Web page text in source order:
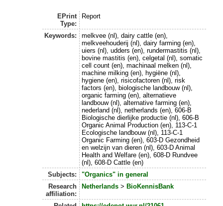
EPrint
Type:
Report
Keywords:
melkvee (nl), dairy cattle (en),
melkveehouderij (nl), dairy farming (en),
uiers (nl), udders (en), rundermastitis (nl),
bovine mastitis (en), celgetal (nl), somatic
cell count (en), machinaal melken (nl),
machine milking (en), hygiëne (nl),
hygiene (en), risicofactoren (nl), risk
factors (en), biologische landbouw (nl),
organic farming (en), alternatieve
landbouw (nl), alternative farming (en),
nederland (nl), netherlands (en), 606-B
Biologische dierlijke productie (nl), 606-B
Organic Animal Production (en), 113-C-1
Ecologische landbouw (nl), 113-C-1
Organic Farming (en), 603-D Gezondheid
en welzijn van dieren (nl), 603-D Animal
Health and Welfare (en), 608-D Rundvee
(nl), 608-D Cattle (en)
Subjects:
"Organics" in general
Research
affiliation:
Netherlands> BioKennisBank